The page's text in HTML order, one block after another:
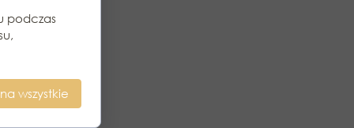
podczas
wszystkie